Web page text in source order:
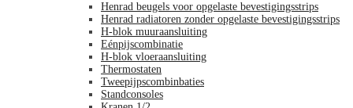
Henrad beugels voor opgelaste bevestigingsstrips
Henrad radiatoren zonder opgelaste bevestigingsstrips
H-blok muuraansluiting
Eénpijscombinatie
H-blok vloeraansluiting
Thermostaten
Tweepijpscombinbaties
Standconsoles